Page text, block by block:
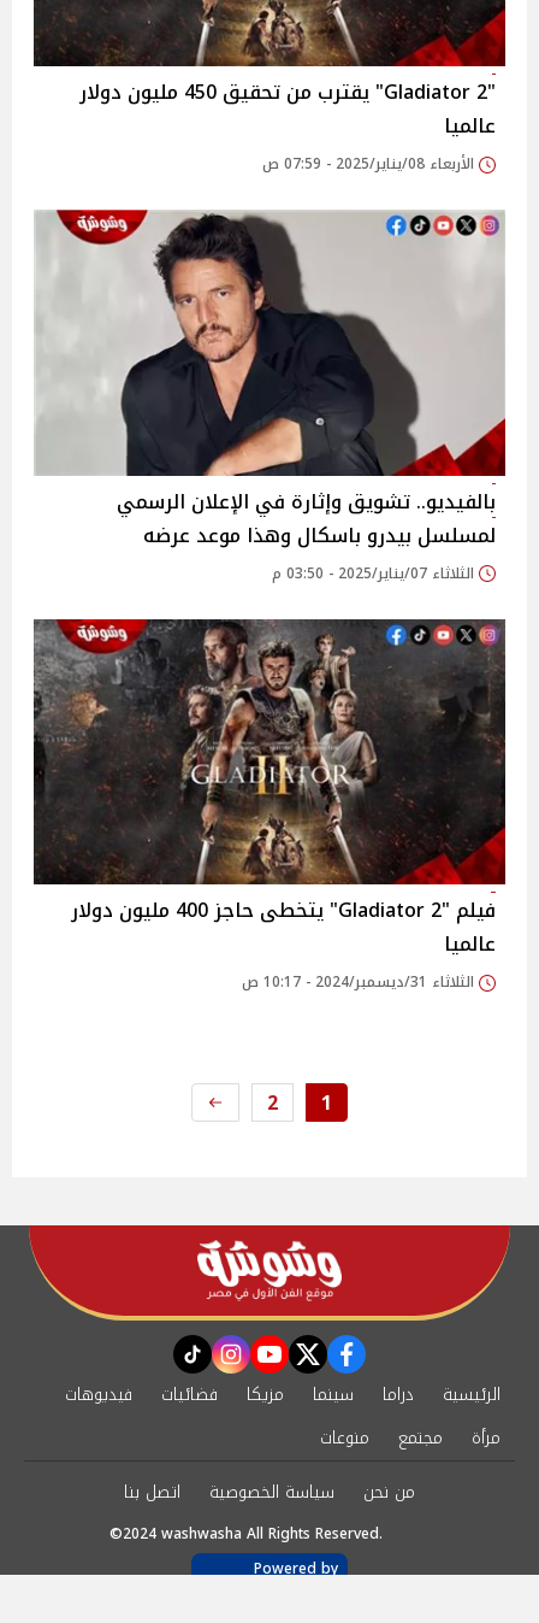
"Gladiator 2" يقترب من تحقيق 450 مليون دولار
عالميا
الأربعاء 08/يناير/2025 - 07:59 ص
بالفيديو.. تشويق وإثارة في الإعلان الرسمي
لمسلسل بيدرو باسكال وهذا موعد عرضه
الثلاثاء 07/يناير/2025 - 03:50 م
فيلم "Gladiator 2" يتخطى حاجز 400 مليون دولار
عالميا
الثلاثاء 31/ديسمبر/2024 - 10:17 ص
1
2
facebook
twitter
youtube
instagram
tiktok
الرئيسية دراما سينما مزيكا فضائيات
فيديوهات
مرأة
مجتمع
منوعات
من نحن
سياسة الخصوصية اتصل بنا
©2024 washwasha All Rights Reserved.
Powered by